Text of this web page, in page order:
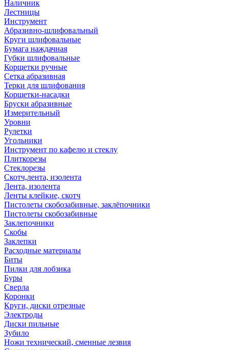
Наличник
Лестницы
Инструмент
Абразивно-шлифовальный
Круги шлифовальные
Бумага наждачная
Губки шлифовальные
Корщетки ручные
Сетка абразивная
Терки для шлифования
Корщетки-насадки
Бруски абразивные
Измерительный
Уровни
Рулетки
Угольники
Инструмент по кафелю и стеклу
Плиткорезы
Стеклорезы
Скотч,лента, изолента
Лента, изолента
Ленты клейкие, скотч
Пистолеты скобозабивные, заклёпочники
Пистолеты скобозабивные
Заклепочники
Скобы
Заклепки
Расходные материалы
Биты
Пилки для лобзика
Буры
Сверла
Коронки
Круги, диски отрезные
Электроды
Диски пильные
Зубило
Ножи технический, сменные лезвия